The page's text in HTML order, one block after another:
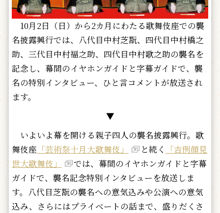
10月2日（日）から2カ月にわたる歌舞伎座での襲
名披露興行では、八代目中村芝翫、四代目中村橋之
助、三代目中村福之助、四代目中村歌之助の襲名を
記念し、幕間のイヤホンガイドと字幕ガイドで、襲
名の特別インタビュー、ひと言コメントが放送され
ます。
▼
いよいよ幕を開ける親子四人の襲名披露興行。歌
舞伎座 「芸術祭十月大歌舞伎」 と続く
「吉例顔見
世大歌舞伎」
では、幕間のイヤホンガイドと字幕
ガイドで、襲名記念特別インタビューを放送しま
す。八代目芝翫の襲名への意気込みや公演への意気
込み、さらにはプライベートの話まで、盛りだくさ